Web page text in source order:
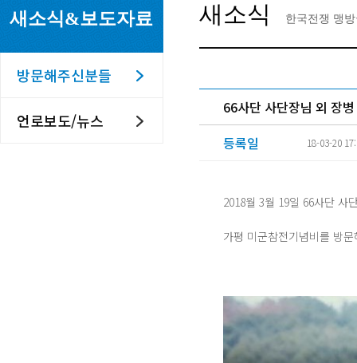
새소식&보도자료
방문해주신분들
언로보도/뉴스
새소식 한국전쟁 맹
66사단 사단장님 외 장
등록일
18-03-20
2018월 3월 19일 66사단 사
가평 미군참전기념비를 방